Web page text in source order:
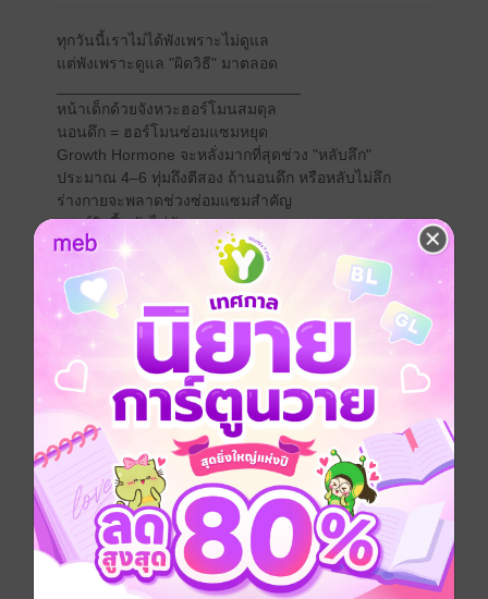
ทุกวันนี้เราไม่ได้พังเพราะไม่ดูแล
แต่พังเพราะดูแล "ผิดวิธี" มาตลอด
หน้าเด็กด้วยจังหวะฮอร์โมนสมดุล
นอนดึก = ฮอร์โมนซ่อมแซมหยุด
Growth Hormone จะหลั่งมากที่สุดช่วง "หลับลึก"
ประมาณ 4–6 ทุ่มถึงตีสอง ถ้านอนดึก หรือหลับไม่ลึก
ร่างกายจะพลาดช่วงซ่อมแซมสำคัญ
เซลล์ผิวฟื้นตัวไม่ทัน
คอลลาเจนสร้างได้น้อยลง
ผิวดูโทรมง่าย หน้าไม่เด้งเหมือนเดิม
____________________________
น้ำตาลพุ่งบ่อย = ผิวแก่เร็ว
น้ำตาลส่วนเกินจะจับกับคอลลาเจน เกิดกระบวนการ
Glycation
คอลลาเจนแข็ง เปราะ ขาดความยืดหยุ่น
ผิวไม่ฟู ริ้วรอยมาไว
หน้าดูเหนื่อยแม้พักผ่อนพอ
____________________________
เล่นมือถือก่อนนอน = ผิวพังเงียบๆ
แสงสีฟ้าจากหน้าจอจะกดการหลั่งเมลาโทนิน
ซึ่งเป็นฮอร์โมน "ซ่อมผิว + ต้านอนุมูลอิสระ"
ระบบฟื้นฟูตอนกลางคืนทำงานไม่เต็มที่
ใต้ตาคล้ำ ผิวหมอง ตื่นมาไม่สด
____________________________